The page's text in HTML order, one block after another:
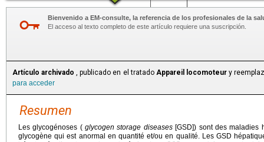
Más...
Bienvenido a EM-consulte, la referencia de los profesionales de la
El acceso al texto completo de este artículo requiere una suscripción.
Artículo archivado , publicado en el tratado Appareil locomoteury
para acceder
Resumen
Les glycogénoses (glycogen storage diseases[GSD]) sont des maladies
glycogène qui est anormal en quantité et/ou en qualité. Les GSD